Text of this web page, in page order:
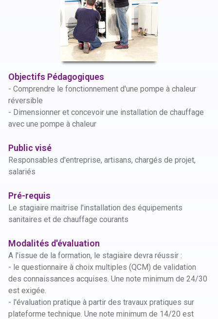
Objectifs Pédagogiques
- Comprendre le fonctionnement d'une pompe à chaleur
réversible
- Dimensionner et concevoir une installation de chauffage
avec une pompe à chaleur
Public visé
Responsables d'entreprise, artisans, chargés de projet,
salariés
Pré-requis
Le stagiaire maitrise l'installation des équipements
sanitaires et de chauffage courants
Modalités d'évaluation
A l'issue de la formation, le stagiaire devra réussir :
- le questionnaire à choix multiples (QCM) de validation
des connaissances acquises. Une note minimum de 24/30
est exigée.
- l'évaluation pratique à partir des travaux pratiques sur
plateforme technique. Une note minimum de 14/20 est